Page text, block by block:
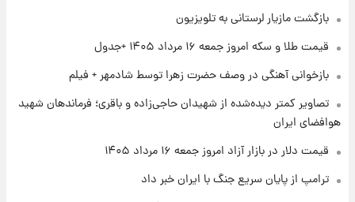
۱ روز پیش
تغییر تند قیمت محصولات ایران‌خودرو و سایپا
امروز پنجشنبه ۱۵ مرداد ۱۴۰۵ +جدول
قیمت طلا و سکه امروز پنجشنبه ۱۵ مرداد ۱۴۰۵
بازگشت مازیار لرستانی به تلویزیون
قیمت طلا و سکه امروز جمعه ۱۶ مرداد ۱۴۰۵ +جدول
بازخوانی آهنگی در وصف حضرت زهرا توسط شادمهر + فیلم
تصاویر کمتر دیده‌شده از شهیدان حاجی‌زاده و باقری؛ فرماندهان شهید
هوافضای ایران
قیمت دلار در بازار آزاد امروز جمعه ۱۶ مرداد ۱۴۰۵
ترامپ از پایان سریع جنگ با ایران خبر داد